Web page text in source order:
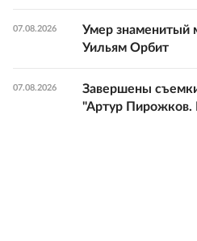
07.08.2026
Умер знаменитый
Уильям Орбит
07.08.2026
Завершены
"Артур Пирожков.